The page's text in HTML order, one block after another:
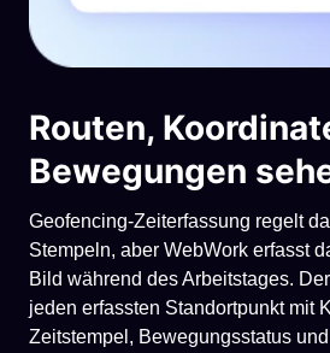
Routen,
Bewegungen
Geofencing-Zeiterfassung regelt
Stempeln, aber WebWork erfasst
Bild während des Arbeitstages.
jeden erfassten Standortpunkt mit
Zeitstempel, Bewegungsstatus